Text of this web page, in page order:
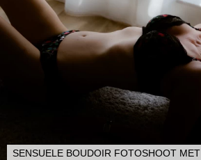
SENSUELE BOUDOIR FOTOSHOOT